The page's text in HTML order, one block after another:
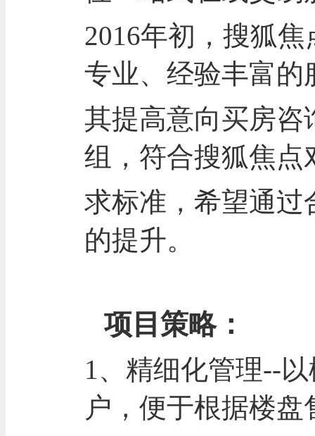
2016年初，搜狐
专业、经验丰富的
其提高意向买房咨
组，符合搜狐焦点
求标准，希望通过
的提升。
项目策略：
1、精细化管理--
户，便于根据楼